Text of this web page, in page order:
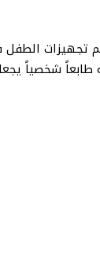
الطفل
شخصياً